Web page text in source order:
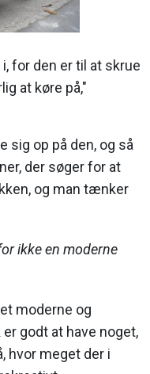
for den er til at skrue
at køre på,"
sig op på den, og så
der søger for at
og man tænker
ikke en moderne
moderne og
godt at have noget,
hvor meget der i